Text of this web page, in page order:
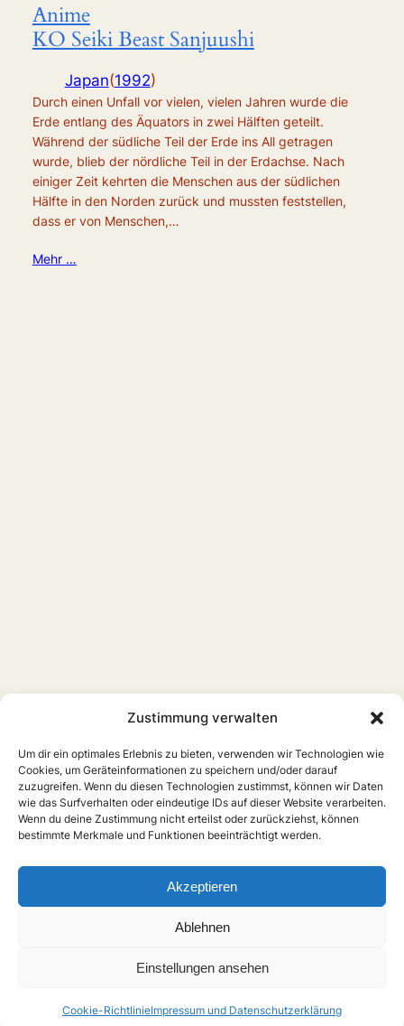
Zustimmung verwalten
Um dir ein optimales Erlebnis zu bieten, verwenden wir Technologien wie
Cookies, um Geräteinformationen zu speichern und/oder darauf
zuzugreifen. Wenn du diesen Technologien zustimmst, können wir Daten
wie das Surfverhalten oder eindeutige IDs auf dieser Website verarbeiten.
Wenn du deine Zustimmung nicht erteilst oder zurückziehst, können
bestimmte Merkmale und Funktionen beeinträchtigt werden.
Akzeptieren
Ablehnen
Einstellungen ansehen
Cookie-RichtlinieImpressum und Datenschutzerklärung
Anime
KO Seiki Beast Sanjuushi
Japan(1992)
Durch einen Unfall vor vielen, vielen Jahren wurde die
Erde entlang des Äquators in zwei Hälften geteilt.
Während der südliche Teil der Erde ins All getragen
wurde, blieb der nördliche Teil in der Erdachse. Nach
einiger Zeit kehrten die Menschen aus der südlichen
Hälfte in den Norden zurück und mussten feststellen,
dass er von Menschen,…
Mehr …
FilmeAnimeMusik
Über unsImpressumX Instagram
Anmelden